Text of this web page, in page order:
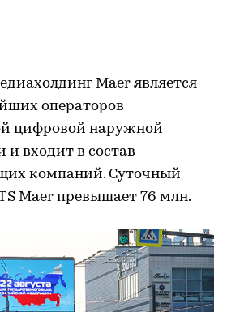
Maer является
операторов
цифровой наружной
и входит в состав
компаний. Суточный
Maer превышает 76 млн.